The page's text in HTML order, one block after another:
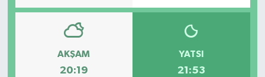
AKŞAM
20:19
YATSI
21:53